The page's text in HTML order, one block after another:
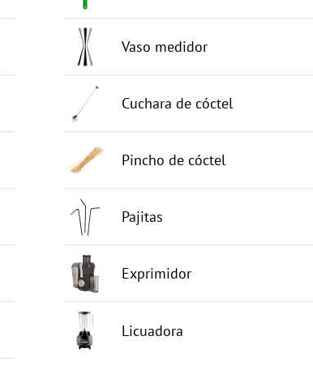
Vaso medidor
Cuchara de cóctel
Pincho de cóctel
Pajitas
Exprimidor
Licuadora